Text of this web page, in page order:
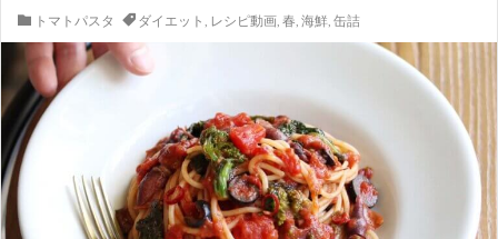
トマトパスタ ダイエット , レシピ動画, 春, 海鮮, 缶詰